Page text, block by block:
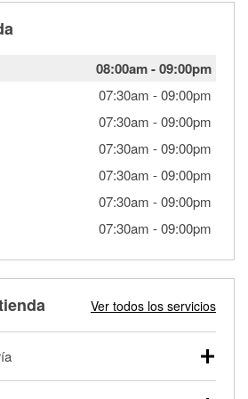
08:00am-09:00pm
07:30am -09:00pm
07:30am -09:00pm
07:30am -09:00pm
07:30am -09:00pm
07:30am -09:00pm
07:30am -09:00pm
Ver todos los servicios